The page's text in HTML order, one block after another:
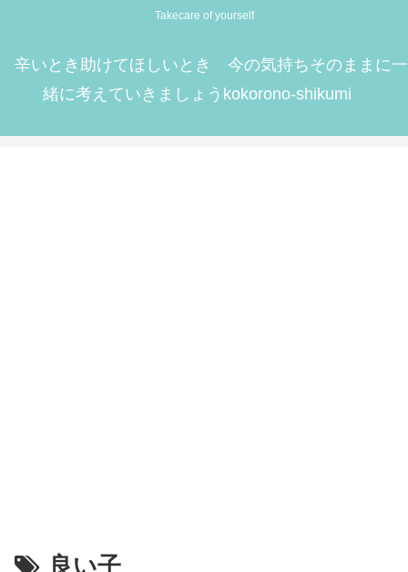
Takecare of yourself
辛いとき助けてほしいとき 今の気持ちそのままに一
緒に考えていきましょうkokorono-shikumi
良い子